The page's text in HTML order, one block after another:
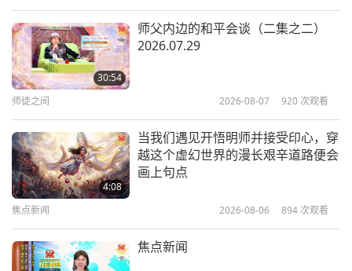
黄金时代预言第六十八集—美洲原住
黄金时代预言第六十二集—爱丽丝•
贝利探讨基督复临
30:54
师父内边的和平会谈（二集之二）
2026.07.29
师徒之间 2026-08-07 920 次观看
4:08
当我们遇见开悟明师并接受印心，穿
越这个虚幻世界的漫长艰辛道路便会
画上句点
焦点新闻 2026-08-06 894 次观看
焦点新闻